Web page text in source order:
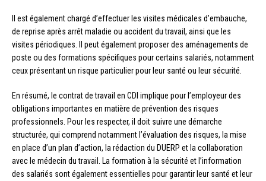
Il est également chargé d’effectuer les visites médicales d’embauche,
de reprise après arrêt maladie ou accident du travail, ainsi que les
visites périodiques. Il peut également proposer des aménagements de
poste ou des formations spécifiques pour certains salariés, notamment
ceux présentant un risque particulier pour leur santé ou leur sécurité.
En résumé, le contrat de travail en CDI implique pour l’employeur des
obligations importantes en matière de prévention des risques
professionnels. Pour les respecter, il doit suivre une démarche
structurée, qui comprend notamment l’évaluation des risques, la mise
en place d’un plan d’action, la rédaction du DUERP et la collaboration
avec le médecin du travail. La formation à la sécurité et l’information
des salariés sont également essentielles pour garantir leur santé et leur